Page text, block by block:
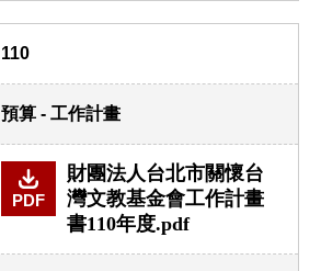
110
預算 - 工作計畫
PDF
財團法人台北市關懷台
灣文教基金會工作計畫
書110年度.pdf